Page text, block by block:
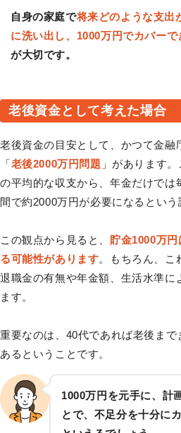
自身の家庭で将来どのような支出
に洗い出し、1000万円でカバー
が大切です。
老後資金として考えた場合
老後資金の目安として、かつて金融
「老後2000万円問題 」があります
の平均的な収支から、年金だけでは
間で約2000万円が必要になるという
この観点から見ると、 貯金1000万
る可能性があります。もちろん、こ
退職金の有無や年金額、生活水準に
ます。
重要なのは、40代であれば老後ま
あるということです。
1000万円を元手に、計
とで、不足分を十分に